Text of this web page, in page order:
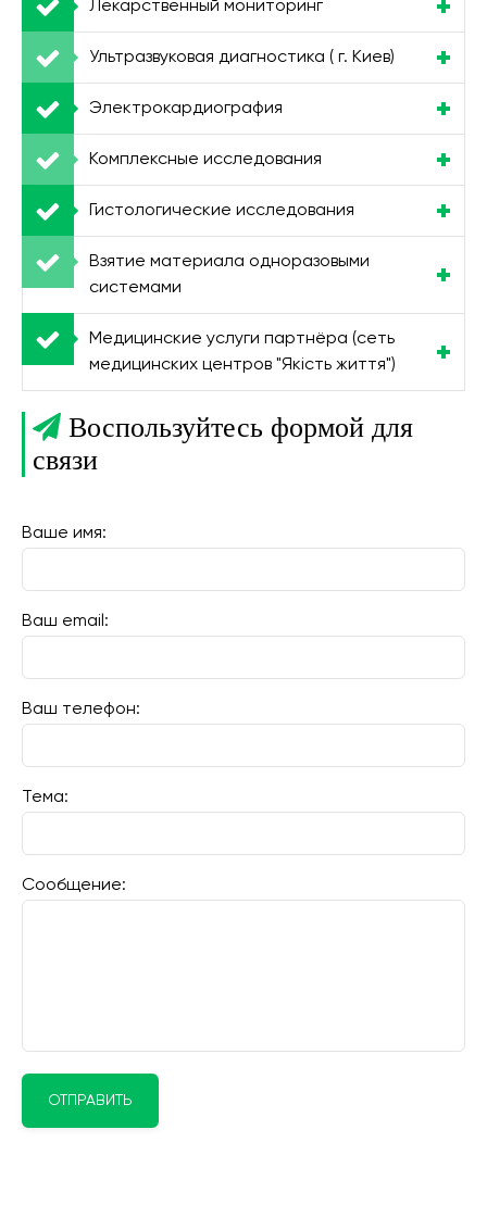
Лекарственный мониторинг
Ультразвуковая диагностика ( г. Киев)
Электрокардиография
Комплексные исследования
Гистологические исследования
Взятие материала одноразовыми
системами
Медицинские услуги партнёра (сеть
медицинских центров "Якість життя")
Воспользуйтесь формой для
связи
Ваше имя:
Ваш email:
Ваш телефон:
Тема:
Сообщение:
ОТПРАВИТЬ